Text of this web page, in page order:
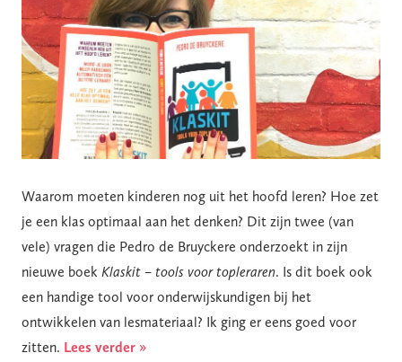
Waarom moeten kinderen nog uit het hoofd leren? Hoe zet
je een klas optimaal aan het denken? Dit zijn twee (van
vele) vragen die Pedro de Bruyckere onderzoekt in zijn
nieuwe boek Klaskit – tools voor topleraren. Is dit boek ook
een handige tool voor onderwijskundigen bij het
ontwikkelen van lesmateriaal? Ik ging er eens goed voor
zitten. Lees verder »